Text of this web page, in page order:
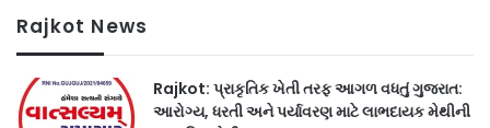
Rajkot News
Rajkot: પ્રાકૃતિક ખેતી તરફ આગળ વધતું ગુજરાત:
આરોગ્ય, ધરતી અને પર્યાવરણ માટે લાભદાયક મેથીની